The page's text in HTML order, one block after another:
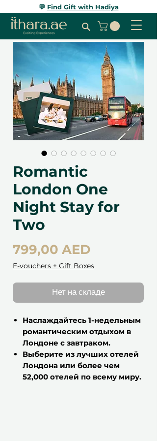
💬 Find Gift with Hadiya
Romantic
London One
Night Stay for
Two
799,00 AEDЦена
E-vouchers + Gift Boxes
Нет на складе
Наслаждайтесь 1-недельным
романтическим отдыхом в
Лондоне с завтраком.
Выберите из лучших отелей
Лондона или более чем
52,000 отелей по всему миру.